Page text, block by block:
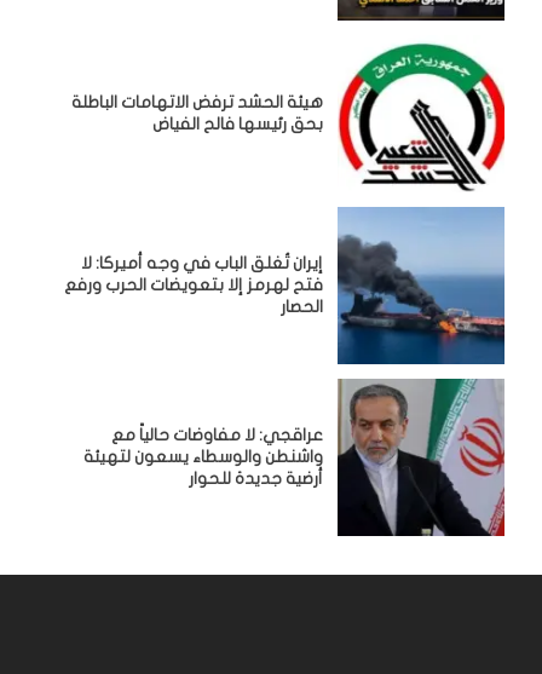
هيئة الحشد ترفض الاتهامات الباطلة
بحق رئيسها فالح الفياض
إيران تُغلق الباب في وجه أميركا: لا
فتح لهرمز إلا بتعويضات الحرب ورفع
الحصار
عراقجي: لا مفاوضات حالياً مع
واشنطن والوسطاء يسعون لتهيئة
أرضية جديدة للحوار